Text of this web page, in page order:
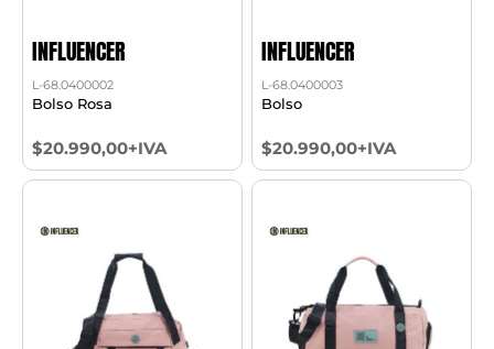
INFLUENCER
L-68.0400002
Bolso Rosa
$20.990,00+IVA
INFLUENCER
L-68.0400003
Bolso
$20.990,00+IVA